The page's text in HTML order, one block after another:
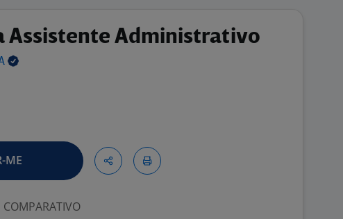
Assistente Administrativo
ME
COMPARATIVO